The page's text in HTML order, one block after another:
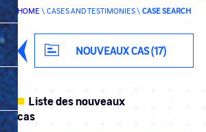
Keywords
Classification NOUVEAUX CAS (17)
HOME \ CASES AND TESTIMONIES\ CASE SEARCH
Liste des nouveaux
cas